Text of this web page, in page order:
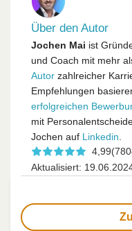
Über den Autor
Jochen Mai ist
und Coach mit mehr
Autor zahlreicher
Empfehlungen
erfolgreichen
mit
Jochen auf Linkedin.
4,99
Aktualisiert: